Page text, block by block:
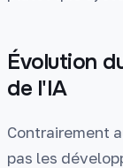
Évolution
de l'IA
Contrairement
pas les